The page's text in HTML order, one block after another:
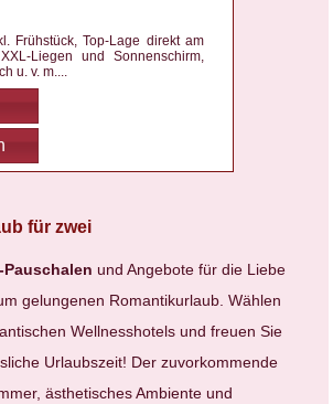
Frühstück, Top-Lage direkt am
Liegen und Sonnenschirm,
u. v. m.
für zwei
Pauschalen und Angebote für die Liebe
gelungenen Romantikurlaub. Wählen
Wellnesshotels und freuen Sie
Urlaubszeit! Der zuvorkommende
ästhetisches Ambiente und